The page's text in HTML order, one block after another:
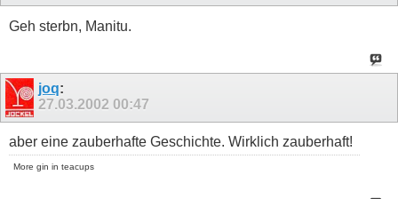
Geh sterbn, Manitu.
joq:
27.03.2002 00:47
aber eine zauberhafte Geschichte. Wirklich zauberhaft!
More gin in teacups